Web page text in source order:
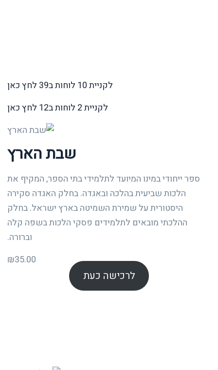
לקניית 10 לוחות ב39 לחץ כאן
לקניית 2 לוחות ב12 לחץ כאן
שבת הארץ
ספר ייחודי במינו המיועד לתלמידי בתי הספר, המקיף את
הלכות שביעית בהלכה ובאגדה. בחלק האגדה סקירה
היסטורית על שמירת השמיטה בארץ ישראל. בחלק
ההלכתי מובאים לתלמידים פסקי הלכות בשפה קלה
וברורה.
₪35.00
לרכישה כעת